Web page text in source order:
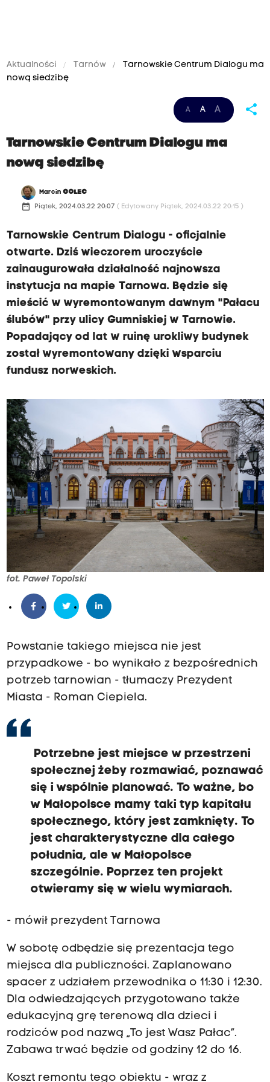
Aktualności Tarnów
Tarnowskie Centrum Dialogu ma
nową siedzibę
A A A share
Tarnowskie Centrum Dialogu ma
nową siedzibę
MarcinGOLEC
date_range Piątek, 2024.03.22 20:07 ( Edytowany Piątek, 2024.03.22 20:15 )
Tarnowskie Centrum Dialogu - oficjalnie
otwarte. Dziś wieczorem uroczyście
zainaugurowała działalność najnowsza
instytucja na mapie Tarnowa. Będzie się
mieścić w wyremontowanym dawnym "Pałacu
ślubów" przy ulicy Gumniskiej w Tarnowie.
Popadający od lat w ruinę urokliwy budynek
został wyremontowany dzięki wsparciu
fundusz norweskich.
fot. Paweł Topolski
Powstanie takiego miejsca nie jest
przypadkowe - bo wynikało z bezpośrednich
potrzeb tarnowian - tłumaczy Prezydent
Miasta - Roman Ciepiela.
Potrzebne jest miejsce w przestrzeni
społecznej żeby rozmawiać, poznawać
się i wspólnie planować. To ważne, bo
w Małopolsce mamy taki typ kapitału
społecznego, który jest zamknięty. To
jest charakterystyczne dla całego
południa, ale w Małopolsce
szczególnie. Poprzez ten projekt
otwieramy się w wielu wymiarach.
- mówił prezydent Tarnowa
W sobotę odbędzie się prezentacja tego
miejsca dla publiczności. Zaplanowano
spacer z udziałem przewodnika o 11:30 i 12:30.
Dla odwiedzających przygotowano także
edukacyjną grę terenową dla dzieci i
rodziców pod nazwą „To jest Wasz Pałac”.
Zabawa trwać będzie od godziny 12 do 16.
Koszt remontu tego obiektu - wraz z